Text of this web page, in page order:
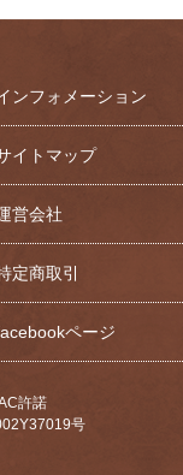
ンフォメーション
イトマップ
営会社
定商取引
ページ
許諾
号